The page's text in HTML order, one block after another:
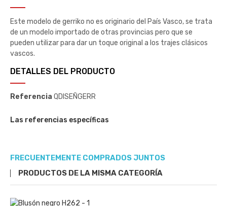
Este modelo de gerriko no es originario del País Vasco, se trata
de un modelo importado de otras provincias pero que se
pueden utilizar para dar un toque original a los trajes clásicos
vascos.
DETALLES DEL PRODUCTO
Referencia QDISEÑGERR
Las referencias específicas
FRECUENTEMENTE COMPRADOS JUNTOS
PRODUCTOS DE LA MISMA CATEGORÍA